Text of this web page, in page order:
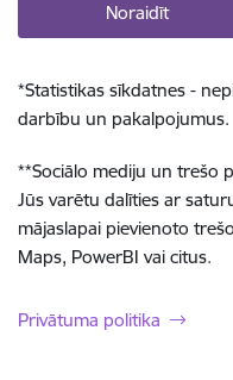
Noraidīt
*Statistikas sīkdatnes -
darbību un pakalpojumus.
**Sociālo mediju un trešo
Jūs varētu dalīties ar
mājaslapai pievienoto
Maps, PowerBI vai citus.
Privātuma politika